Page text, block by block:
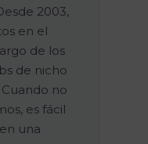
2003,
en el
de los
de nicho
no
es fácil
una